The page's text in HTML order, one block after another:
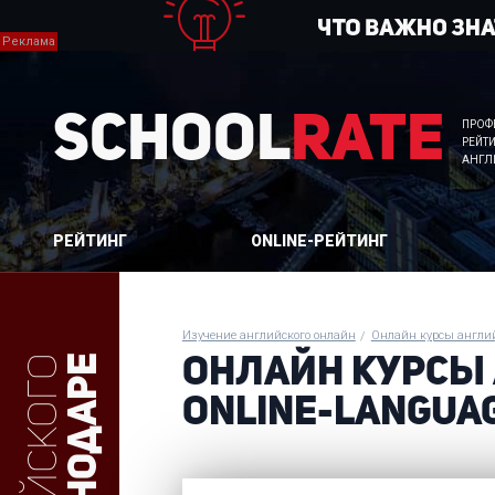
SchoolRate
РЕЙТИНГ ONLINE-РЕЙТИНГ
Изучение английского онлайн Онлайн курсы
ОНЛАЙН КУРСЫ
ONLINE-